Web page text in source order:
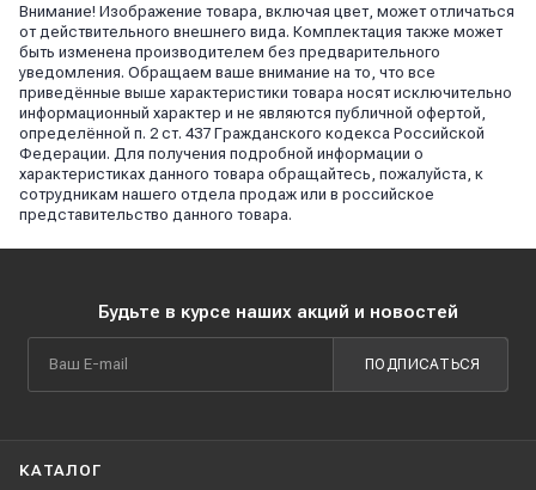
Внимание! Изображение товара, включая цвет, может отличаться
от действительного внешнего вида. Комплектация также может
быть изменена производителем без предварительного
уведомления. Обращаем ваше внимание на то, что все
приведённые выше характеристики товара носят исключительно
информационный характер и не являются публичной офертой,
определённой п. 2 ст. 437 Гражданского кодекса Российской
Федерации. Для получения подробной информации о
характеристиках данного товара обращайтесь, пожалуйста, к
сотрудникам нашего отдела продаж или в российское
представительство данного товара.
Будьте в курсе наших акций и новостей
ПОДПИСАТЬСЯ
КАТАЛОГ